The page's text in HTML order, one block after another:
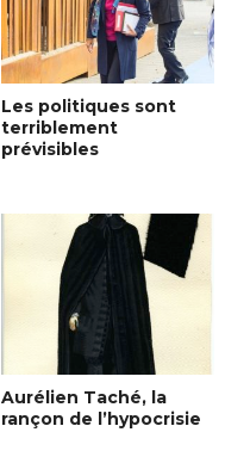
Les politiques sont
terriblement
prévisibles
Aurélien Taché, la
rançon de l’hypocrisie